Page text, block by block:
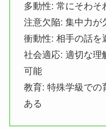
多動性: 常にそわそ
注意欠陥: 集中力が
衝動性: 相手の話を
社会適応: 適切な理
可能
教育: 特殊学級での
ある